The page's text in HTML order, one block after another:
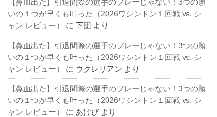
【鼻血出た】引退間際の選手のプレーじゃない！3つの願
いの１つが早くも叶った（2026ワシントン１回戦 vs. シ
ャン レビュー）
に下団 より
【鼻血出た】引退間際の選手のプレーじゃない！3つの願
いの１つが早くも叶った（2026ワシントン１回戦 vs. シ
ャン レビュー）
に ウクレリアン より
【鼻血出た】引退間際の選手のプレーじゃない！3つの願
いの１つが早くも叶った（2026ワシントン１回戦 vs. シ
ャン レビュー）
に あけび より